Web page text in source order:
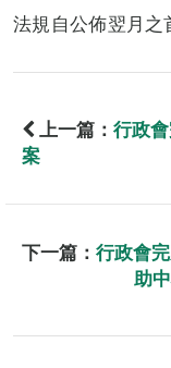
法規自公佈翌月之
上一篇： 行政
案
下一篇： 行政會
助